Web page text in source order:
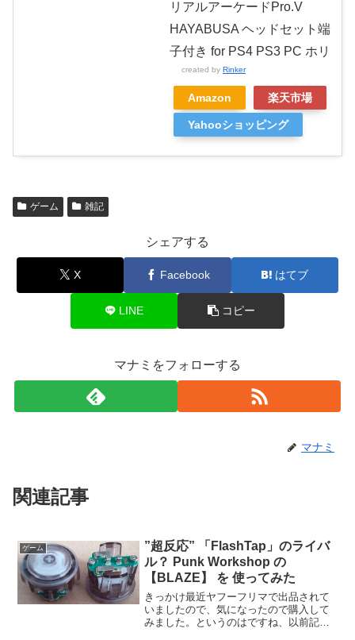
リアルアーケードPro.V
HAYABUSA ヘッドセット端
子付き for PS4 PS3 PC ホリ
created by Rinker
Amazon 楽天市場
Yahooショッピング
ゲーム 雑記
シェアする
X Facebook はてブ
LINE コピー
マナミをフォローする
マナミ
関連記事
ゲーム
”超反応” 「FlashTap」のライバ
ル？ Punk Workshop の
【BLAZE】 を 使ってみた
きっかけ最近ヤフーフリマで出品されて
いましたので、気になったので購入して
みました。というのはですね、以前記事